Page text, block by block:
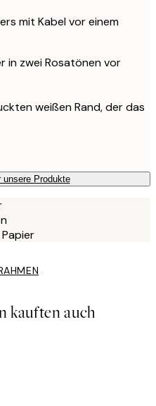
mit Kabel vor einem
in zwei Rosatönen vor
weißen Rand, der das
unsere Produkte
kauften auch